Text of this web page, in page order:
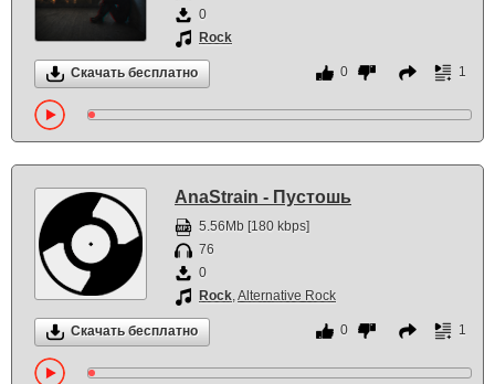
0
Rock
Скачать бесплатно 0 1
AnaStrain - Пустошь
5.56Mb [180 kbps]
76
0
Rock,Alternative Rock
Скачать бесплатно 0 1